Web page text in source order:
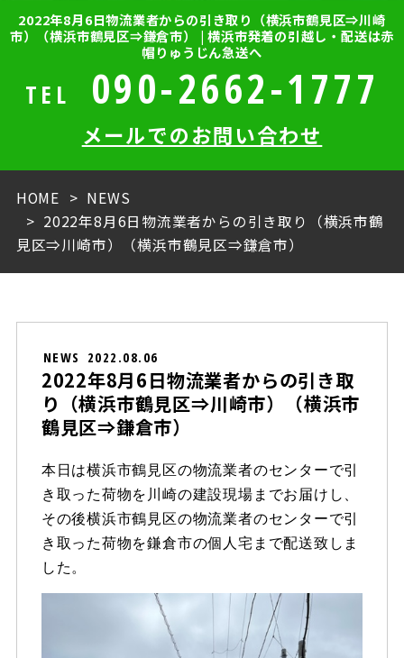
2022年8月6日物流業者からの引き取り（横浜市鶴見区⇒川崎
市）（横浜市鶴見区⇒鎌倉市） | 横浜市発着の引越し・配送は赤
帽りゅうじん急送へ
TEL 090-2662-1777
メールでのお問い合わせ
HOME
NEWS
2022年8月6日物流業者からの引き取り（横浜市鶴
見区⇒川崎市）（横浜市鶴見区⇒鎌倉市）
NEWS 2022.08.06
2022年8月6日物流業者からの引き取
り（横浜市鶴見区⇒川崎市）（横浜市
鶴見区⇒鎌倉市）
本日は横浜市鶴見区の物流業者のセンターで引
き取った荷物を川崎の建設現場までお届けし、
その後横浜市鶴見区の物流業者のセンターで引
き取った荷物を鎌倉市の個人宅まで配送致しま
した。